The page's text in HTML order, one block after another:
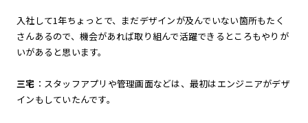
入社して1年ちょっとで、まだデザインが及んでいない箇所もたく
さんあるので、機会があれば取り組んで活躍できるところもやりが
いがあると思います。
三宅 ：スタッフアプリや管理画面などは、最初はエンジニアがデザ
インもしていたんです。